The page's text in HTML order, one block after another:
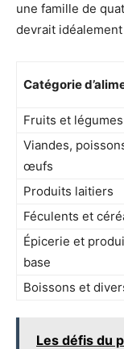
une famille de
devrait
Catégorie
Fruits et légumes
Viandes,
œufs
Produits laitiers
Féculents et
Épicerie et
base
Boissons et
Les défis du